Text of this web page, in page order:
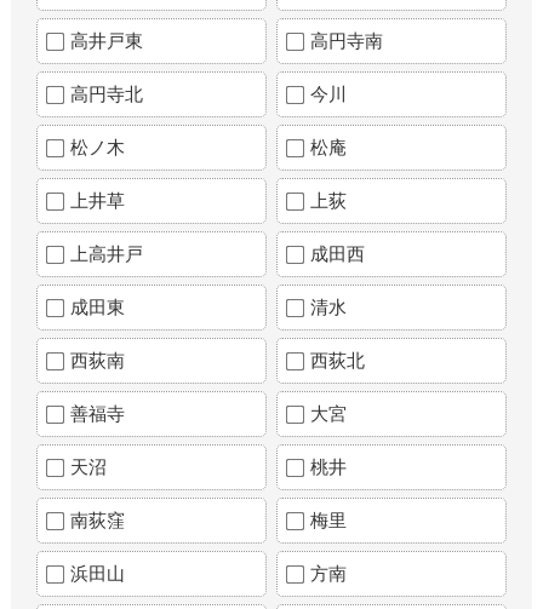
高井戸東 高円寺南
高円寺北 今川
松ノ木 松庵
上井草 上荻
上高井戸 成田西
成田東 清水
西荻南 西荻北
善福寺 大宮
天沼 桃井
南荻窪 梅里
浜田山 方南